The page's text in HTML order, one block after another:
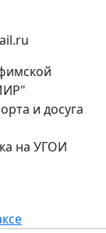
и досуга
на УГОИ